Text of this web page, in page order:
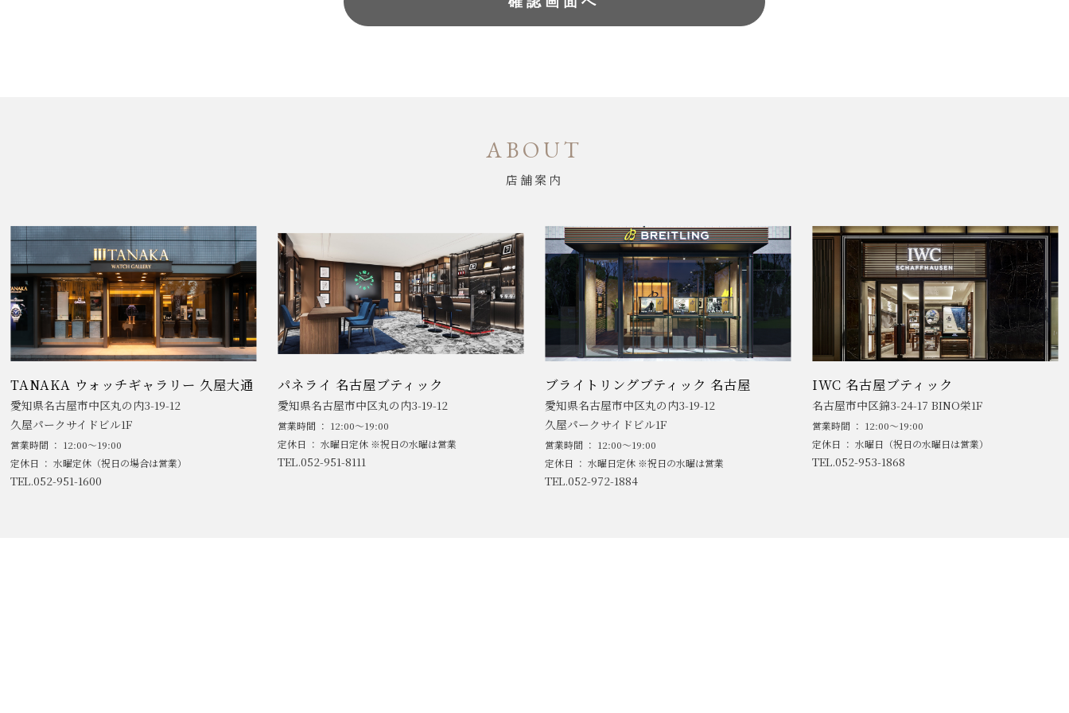
ABOUT
店舗案内
TANAKA ウォッチギャラリー 久屋大通
愛知県名古屋市中区丸の内3-19-12
久屋パークサイドビル1F
営業時間 ： 12:00～19:00
定休日 ： 水曜定休（祝日の場合は営業）
TEL.052-951-1600
パネライ 名古屋ブティック
愛知県名古屋市中区丸の内3-19-12
営業時間 ： 12:00～19:00
定休日 ： 水曜日定休 ※祝日の水曜は営業
TEL.052-951-8111
ブライトリングブティック 名古屋
愛知県名古屋市中区丸の内3-19-12
久屋パークサイドビル1F
営業時間 ： 12:00～19:00
定休日 ： 水曜日定休 ※祝日の水曜は営業
TEL.052-972-1884
IWC 名古屋ブティック
名古屋市中区錦3-24-17 BINO栄1F
営業時間 ： 12:00～19:00
定休日 ： 水曜日（祝日の水曜日は営業）
TEL.052-953-1868